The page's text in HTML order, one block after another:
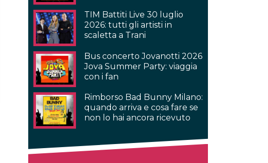
TIM Battiti Live 30 luglio
2026: tutti gli artisti in
scaletta a Trani
Bus concerto Jovanotti 2026
Jova Summer Party: viaggia
con i fan
Rimborso Bad Bunny Milano:
quando arriva e cosa fare se
non lo hai ancora ricevuto